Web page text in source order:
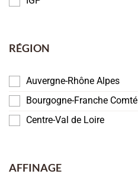
RÉGION
Auvergne-Rhône Alpes
Bourgogne-Franche Comté
Centre-Val de Loire
AFFINAGE